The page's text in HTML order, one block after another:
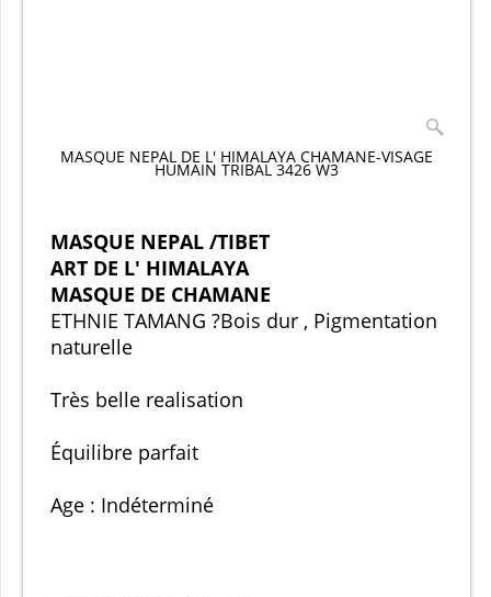
MASQUE NEPAL DE L' HIMALAYA CHAMANE-VISAGE
HUMAIN TRIBAL 3426 W3
MASQUE NEPAL /TIBET
ART DE L' HIMALAYA
MASQUE DE CHAMANE
ETHNIE TAMANG ?Bois dur , Pigmentation
naturelle
Très belle realisation
Équilibre parfait
Age : Indéterminé